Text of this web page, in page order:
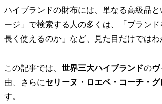
ハイブランドの財布には、単なる高級品
ージ」で検索する人の多くは、「ブラン
長く使えるのか」など、見た目だけでは
この記事では、 世界三大ハイブランドの
由、さらにセリーヌ・ロエベ・コーチ・グ
す。